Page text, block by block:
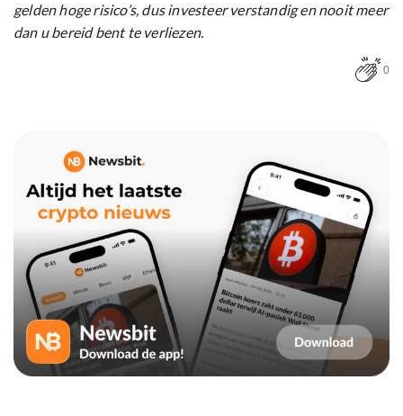
gelden hoge risico’s, dus investeer verstandig en nooit meer
dan u bereid bent te verliezen.
0